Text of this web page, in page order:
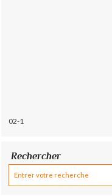
02-1
Rechercher